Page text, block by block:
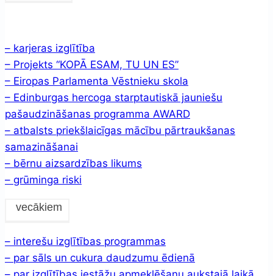
– karjeras izglītība
– Projekts “KOPĀ ESAM, TU UN ES”
– Eiropas Parlamenta Vēstnieku skola
– Edinburgas hercoga starptautiskā jauniešu
pašaudzināšanas programma AWARD
– atbalsts priekšlaicīgas mācību pārtraukšanas
samazināšanai
– bērnu aizsardzības likums
– grūminga riski
vecākiem
– interešu izglītības programmas
– par sāls un cukura daudzumu ēdienā